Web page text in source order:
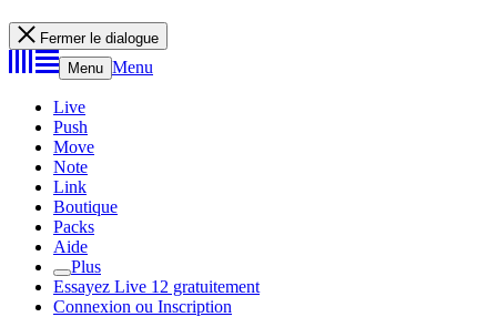
Fermer le dialogue
Menu Menu
Live
Push
Move
Note
Link
Boutique
Packs
Aide
Plus
Essayez Live 12 gratuitement
Connexion ou Inscription